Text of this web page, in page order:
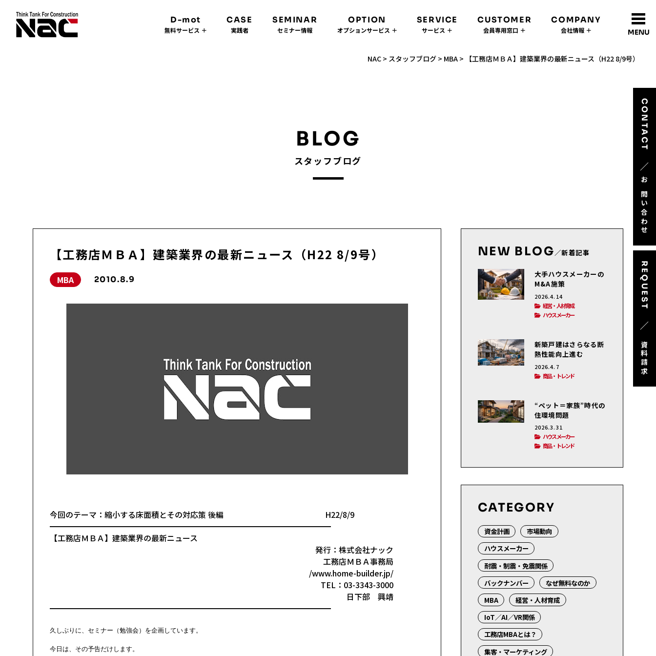
D-mot
無料サービス ＋
CASE
実践者
SEMINAR
セミナー情報
OPTION
オプションサービス ＋
SERVICE
サービス ＋
CUSTOMER
会員専用窓口 ＋
COMPANY
会社情報 ＋ MENU
CONTACT
／
お問い合わせ
REQUEST
／
資料請求
NAC > スタッフブログ > MBA > 【工務店ＭＢＡ】建築業界の最新ニュース（H22 8/9号）
BLOG
スタッフブログ
【工務店ＭＢＡ】建築業界の最新ニュース（H22 8/9号）
MBA 2010.8.9
今回のテーマ：縮小する床面積とその対応策 後編 H22/8/9
━━━━━━━━━━━━━━━━━━━━━━━━━━━━━━━━━━━━
【工務店ＭＢＡ】建築業界の最新ニュース
発行：株式会社ナック
工務店ＭＢＡ事務局
/www.home-builder.jp/
TEL：03-3343-3000
日下部 興靖
━━━━━━━━━━━━━━━━━━━━━━━━━━━━━━━━━━━━
久しぶりに、セミナー（勉強会）を企画しています。
今日は、その予告だけします。
NEW BLOG ／新着記事
大手ハウスメーカーの
M&A施策
2026.4.14
経営・人材育成
ハウスメーカー
新築戸建はさらなる断
熱性能向上進む
2026.4.7
商品・トレンド
“ペット＝家族”時代の
住環境問題
2026.3.31
ハウスメーカー
商品・トレンド
CATEGORY
資金計画
市場動向
ハウスメーカー
耐震・制震・免震関係
バックナンバー
なぜ無料なのか
MBA
経営・人材育成
IoT／AI／VR関係
工務店MBAとは？
集客・マーケティング